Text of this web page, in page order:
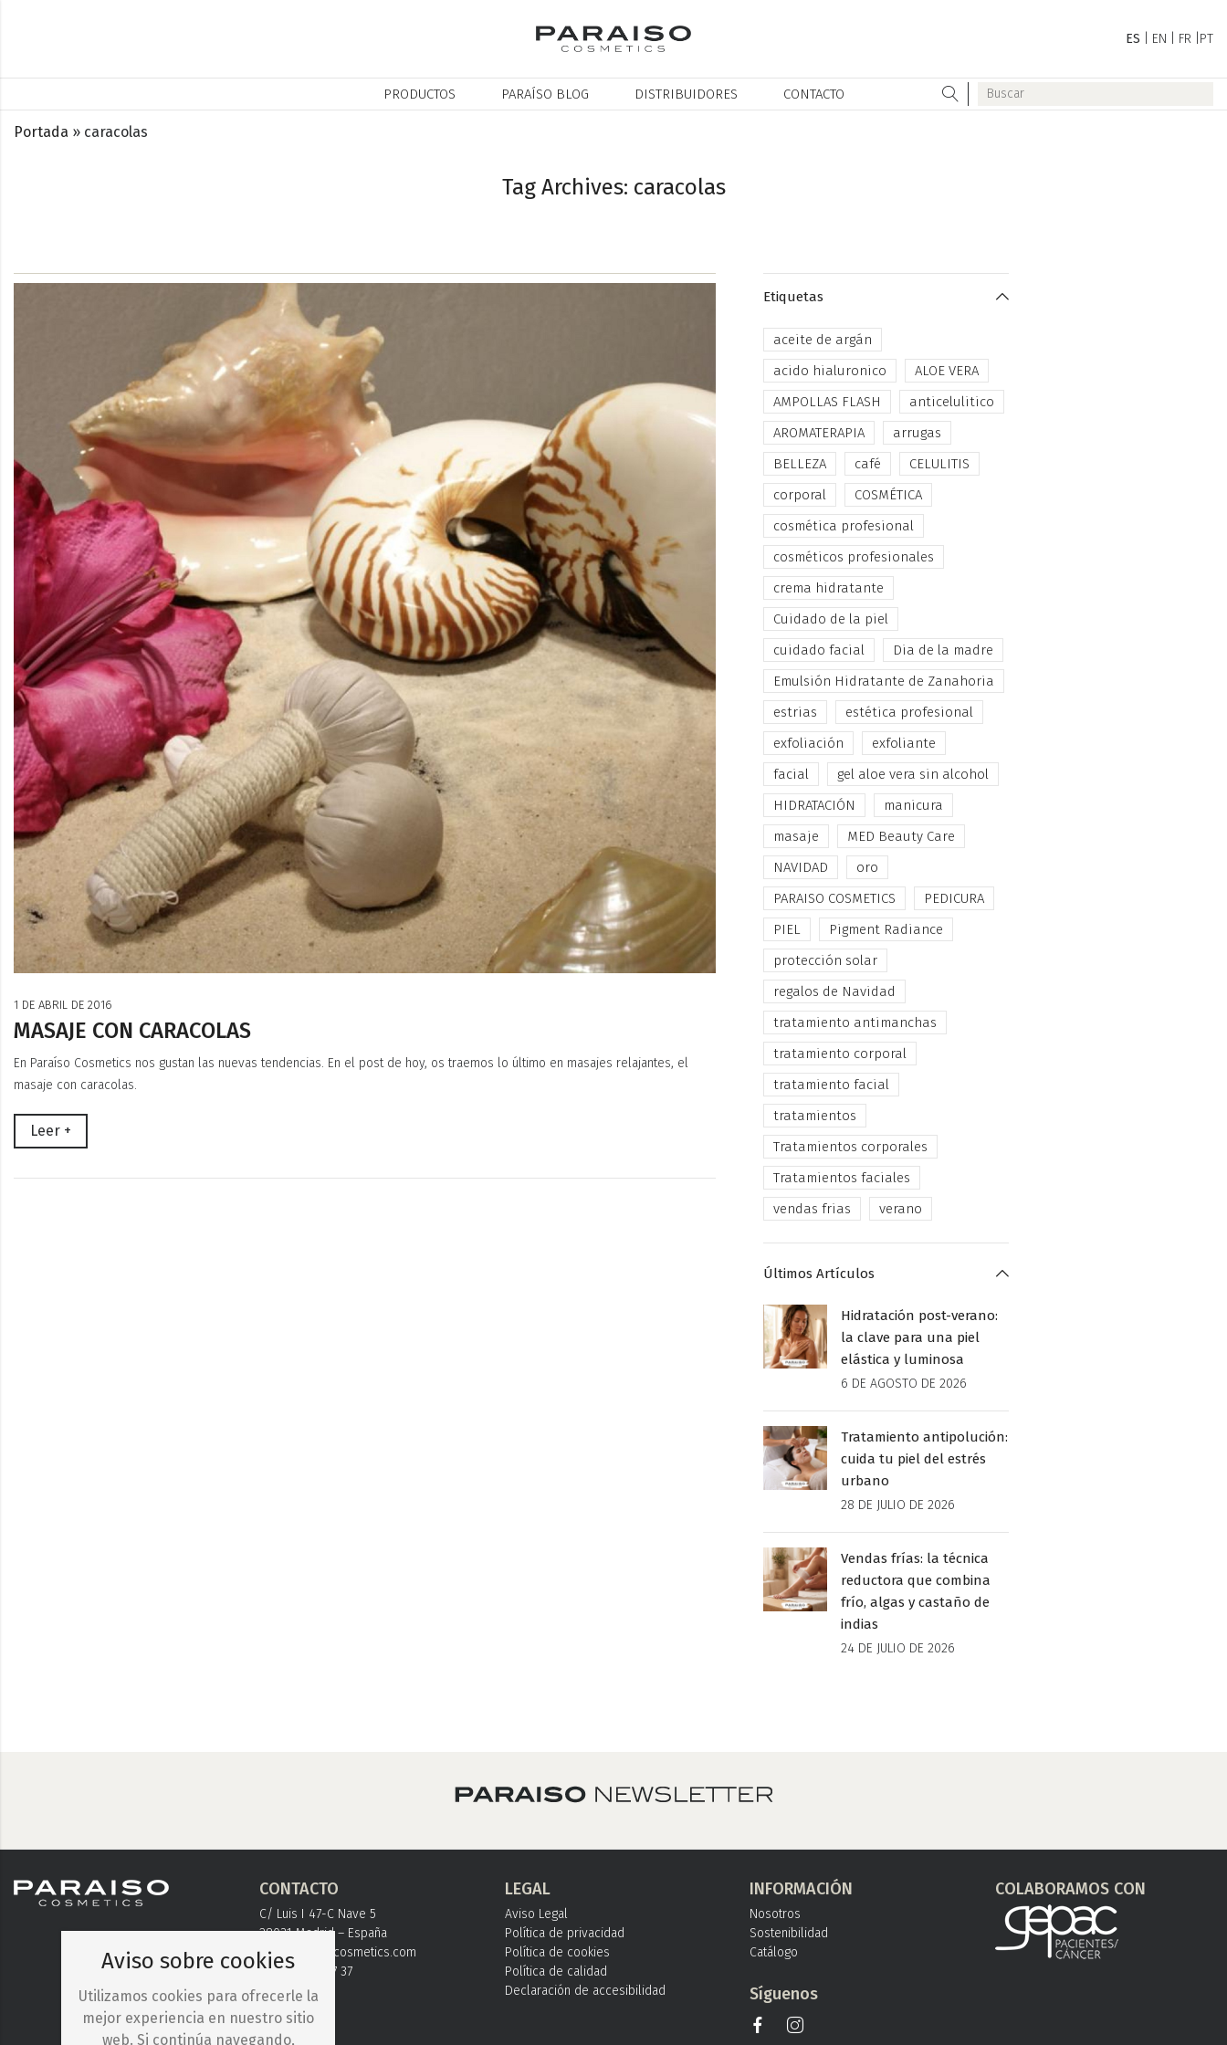
ES EN FR PT
PRODUCTOS PARAÍSO BLOG DISTRIBUIDORES CONTACTO
Tag Archives: caracolas
Portada » caracolas
1 DE ABRIL DE 2016
MASAJE CON CARACOLAS
En Paraíso Cosmetics nos gustan las nuevas tendencias. En el post de hoy, os traemos lo último en masajes relajantes, el
masaje con caracolas.
Leer +
Etiquetas
aceite de argán
acido hialuronico
ALOE VERA
AMPOLLAS FLASH
anticelulitico
AROMATERAPIA
arrugas
BELLEZA
café
CELULITIS
corporal
COSMÉTICA
cosmética profesional
cosméticos profesionales
crema hidratante
Cuidado de la piel
cuidado facial
Dia de la madre
Emulsión Hidratante de Zanahoria
estrias
estética profesional
exfoliación
exfoliante
facial
gel aloe vera sin alcohol
HIDRATACIÓN
manicura
masaje
MED Beauty Care
NAVIDAD
oro
PARAISO COSMETICS
PEDICURA
PIEL
Pigment Radiance
protección solar
regalos de Navidad
tratamiento antimanchas
tratamiento corporal
tratamiento facial
tratamientos
Tratamientos corporales
Tratamientos faciales
vendas frias
verano
Últimos Artículos
Hidratación post-verano:
la clave para una piel
elástica y luminosa
6 DE AGOSTO DE 2026
Tratamiento antipolución:
cuida tu piel del estrés
urbano
28 DE JULIO DE 2026
Vendas frías: la técnica
reductora que combina
frío, algas y castaño de
indias
24 DE JULIO DE 2026
CONTACTO
C/ Luis I 47-C Nave 5
28031 Madrid – España
info@paraisocosmetics.com
+ 34 91 778 37 37
LEGAL
Aviso Legal
Política de privacidad
Política de cookies
Política de calidad
Declaración de accesibilidad
INFORMACIÓN
Nosotros
Sostenibilidad
Catálogo
Síguenos
COLABORAMOS CON
Aviso sobre cookies
Utilizamos cookies para ofrecerle la
mejor experiencia en nuestro sitio
web. Si continúa navegando,